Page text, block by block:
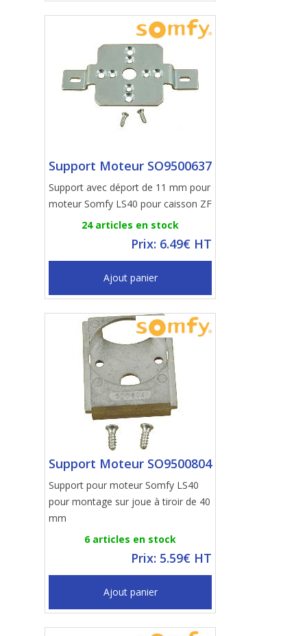
Support Moteur SO9500637
Support avec déport de 11 mm pour
moteur Somfy LS40 pour caisson ZF
24 articles en stock
Prix: 6.49€ HT
Ajout panier
Support Moteur SO9500804
Support pour moteur Somfy LS40
pour montage sur joue à tiroir de 40
mm
6 articles en stock
Prix: 5.59€ HT
Ajout panier